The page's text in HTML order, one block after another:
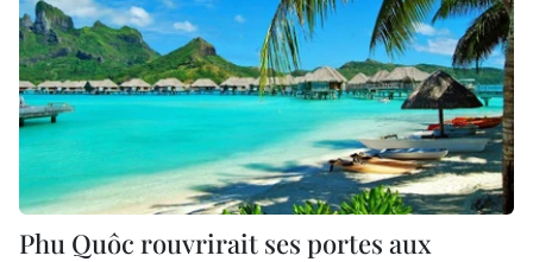
Phu Quôc rouvrirait ses portes aux